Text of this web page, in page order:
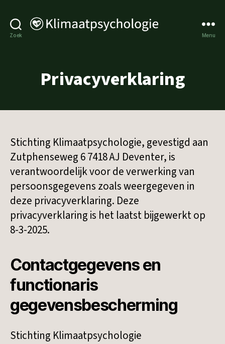
Zoek Menu
Privacyverklaring
Stichting Klimaatpsychologie, gevestigd aan
Zutphenseweg 6 7418 AJ Deventer, is
verantwoordelijk voor de verwerking van
persoonsgegevens zoals weergegeven in
deze privacyverklaring. Deze
privacyverklaring is het laatst bijgewerkt op
8-3-2025.
Contactgegevens en
functionaris
gegevensbescherming
Stichting Klimaatpsychologie